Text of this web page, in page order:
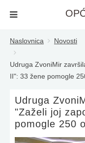
Naslovnica Novosti
Udruga ZvoniMir
II": 33 žene pomogle
Udruga
"Zaželi joj
pomogle 250